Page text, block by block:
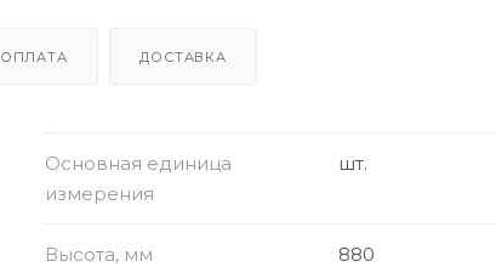
ОПЛАТА ДОСТАВКА
Основная единица
измерения
шт.
Высота, мм 880